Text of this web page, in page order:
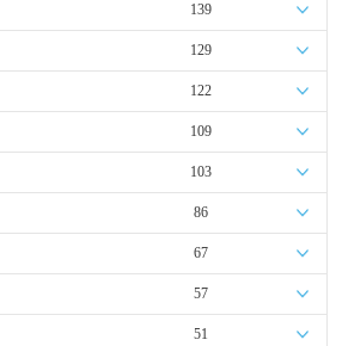
139
129
122
109
103
86
67
57
51